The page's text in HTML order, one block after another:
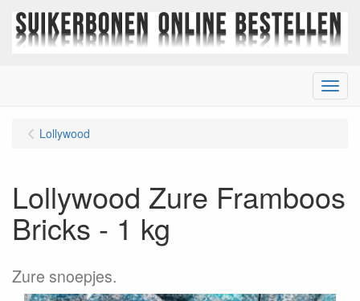
Menu
Lollywood
Lollywood Zure Framboos
Bricks - 1 kg
Zure snoepjes.